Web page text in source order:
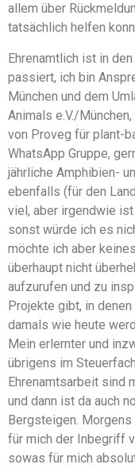
allem über
tatsächlich helfen
Ehrenamtlich ist in
passiert, ich bin
München und dem
Animals e.V./
von Proveg für plant-
WhatsApp Gruppe,
jährliche Amphibien-
ebenfalls (für den
viel, aber irgendwie
sonst würde ich es
möchte ich aber
überhaupt nicht
aufzurufen und zu
Projekte gibt, in
damals wie heute
Mein erlernter und
übrigens im
Ehrenamtsarbeit sind
und dann ist da auch
Bergsteigen.
für mich der Inbegriff
sowas für mich